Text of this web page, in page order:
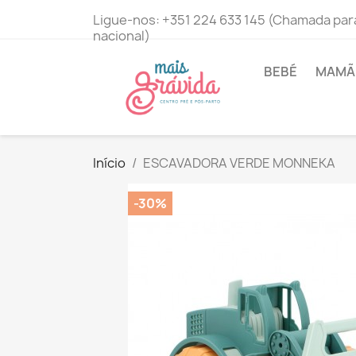
Ligue-nos: +351 224 633 145 (Chamada
nacional)
BEBÉ
Início ESCAVADORA VERDE MONNEKA
-30%